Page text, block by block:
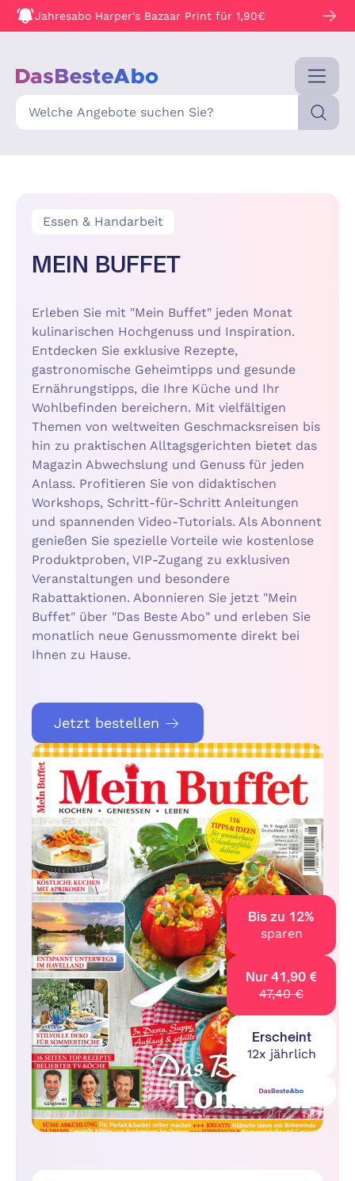
Jahresabo Harper's Bazaar Print für 1,90€
Suche
Essen & Handarbeit
MEIN BUFFET
Erleben Sie mit "Mein Buffet" jeden Monat
kulinarischen Hochgenuss und Inspiration.
Entdecken Sie exklusive Rezepte,
gastronomische Geheimtipps und gesunde
Ernährungstipps, die Ihre Küche und Ihr
Wohlbefinden bereichern. Mit vielfältigen
Themen von weltweiten Geschmacksreisen bis
hin zu praktischen Alltagsgerichten bietet das
Magazin Abwechslung und Genuss für jeden
Anlass. Profitieren Sie von didaktischen
Workshops, Schritt-für-Schritt Anleitungen
und spannenden Video-Tutorials. Als Abonnent
genießen Sie spezielle Vorteile wie kostenlose
Produktproben, VIP-Zugang zu exklusiven
Veranstaltungen und besondere
Rabattaktionen. Abonnieren Sie jetzt "Mein
Buffet" über "Das Beste Abo" und erleben Sie
monatlich neue Genussmomente direkt bei
Ihnen zu Hause.
Jetzt bestellen
Bis zu 12%
sparen
Nur 41,90 €
47,40 €
Erscheint
12x jährlich